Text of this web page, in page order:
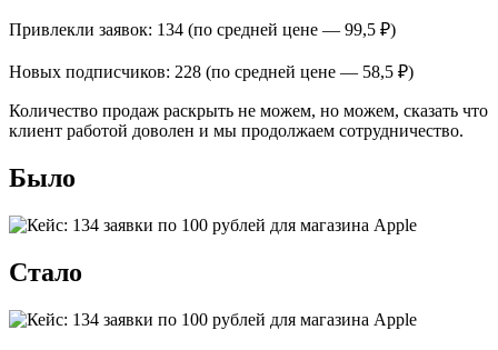
Привлекли заявок: 134 (по средней цене — 99,5 ₽)
Новых подписчиков: 228 (по средней цене — 58,5 ₽)
Количество продаж раскрыть не можем, но можем, сказать что
клиент работой доволен и мы продолжаем сотрудничество.
Было
Стало